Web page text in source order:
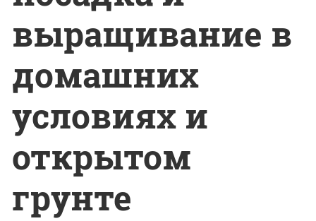
выращивание в
домашних
условиях и
открытом
грунте